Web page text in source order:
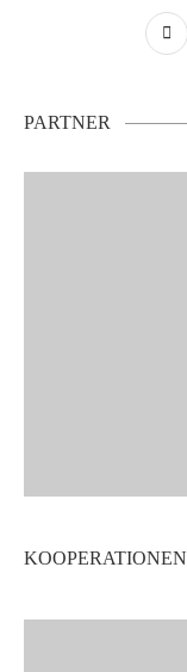
PARTNER
KOOPERATIONEN